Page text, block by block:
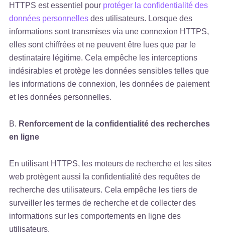
HTTPS est essentiel pour protéger la confidentialité des
données personnelles des utilisateurs. Lorsque des
informations sont transmises via une connexion HTTPS,
elles sont chiffrées et ne peuvent être lues que par le
destinataire légitime. Cela empêche les interceptions
indésirables et protège les données sensibles telles que
les informations de connexion, les données de paiement
et les données personnelles.
B. Renforcement de la confidentialité des recherches
en ligne
En utilisant HTTPS, les moteurs de recherche et les sites
web protègent aussi la confidentialité des requêtes de
recherche des utilisateurs. Cela empêche les tiers de
surveiller les termes de recherche et de collecter des
informations sur les comportements en ligne des
utilisateurs.